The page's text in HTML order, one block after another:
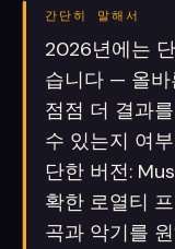
간단히 말해서
2026년에는
습니다 — 올바
점점 더 결과
수 있는지 여
단한 버전:
확한 로열티
곡과 악기를